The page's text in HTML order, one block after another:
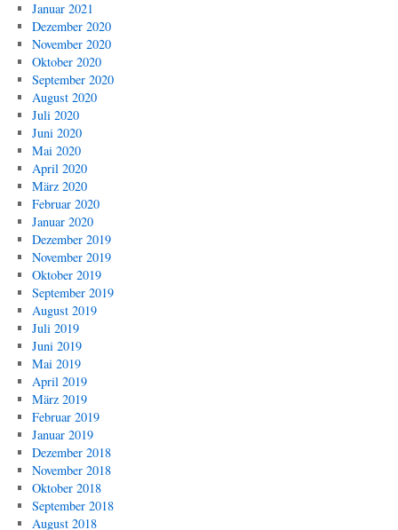
Januar 2021
Dezember 2020
November 2020
Oktober 2020
September 2020
August 2020
Juli 2020
Juni 2020
Mai 2020
April 2020
März 2020
Februar 2020
Januar 2020
Dezember 2019
November 2019
Oktober 2019
September 2019
August 2019
Juli 2019
Juni 2019
Mai 2019
April 2019
März 2019
Februar 2019
Januar 2019
Dezember 2018
November 2018
Oktober 2018
September 2018
August 2018